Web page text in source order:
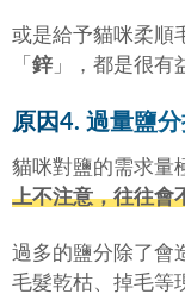
或是給予貓咪柔順
「 鋅 」，都是很有
原因4. 過量鹽分
貓咪對鹽的需求量
上不注意，往往會
過多的鹽分除了會
毛髮乾枯、掉毛等